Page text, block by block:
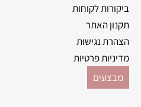
ביקורות לקוחות
תקנון האתר
הצהרת נגישות
מדיניות פרטיות
מבצעים